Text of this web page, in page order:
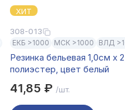
ХИТ
308-013
ЕКБ >1000 МСК >1000 ВЛД
Резинка бельевая 1,0см х
полиэстер, цвет белый
41,85 ₽ /шт.